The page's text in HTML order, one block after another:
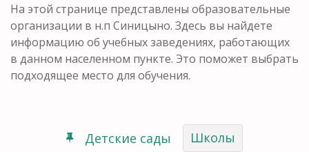
На этой странице представлены образовательные
организации в н.п Синицыно. Здесь вы найдете
информацию об учебных заведениях, работающих
в данном населенном пункте. Это поможет выбрать
подходящее место для обучения.
Детские сады Школы